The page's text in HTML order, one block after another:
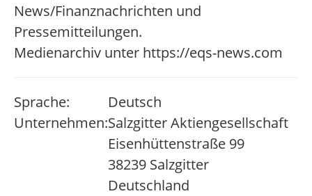
News/Finanznachrichten und
Pressemitteilungen.
Medienarchiv unter https://eqs-news.com
Sprache:
Deutsch
Unternehmen:Salzgitter Aktiengesellschaft
Eisenhüttenstraße 99
38239 Salzgitter
Deutschland